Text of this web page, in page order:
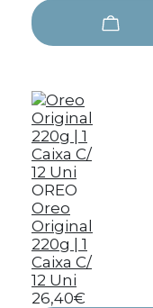
OREO
Oreo
Original
220g | 1
Caixa C/
12 Uni
26,40€